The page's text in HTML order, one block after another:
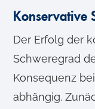
a
h
l
Konservative
Der Erfolg der
Schweregrad
Konsequenz
abhängig.